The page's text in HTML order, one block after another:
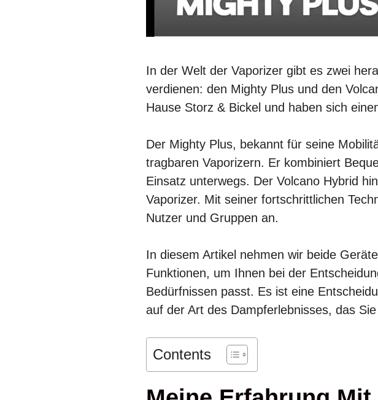
In der Welt der Vaporizer gibt es zwei
verdienen: den Mighty Plus und den
Hause Storz & Bickel und haben sich
Der Mighty Plus, bekannt für seine
tragbaren Vaporizern. Er kombiniert
Einsatz unterwegs. Der Volcano Hybrid
Vaporizer. Mit seiner fortschrittlichen
Nutzer und Gruppen an.
In diesem Artikel nehmen wir beide
Funktionen, um Ihnen bei der
Bedürfnissen passt. Es ist eine
auf der Art des Dampferlebnisses, das
Contents